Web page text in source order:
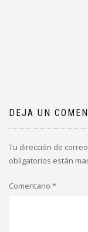
DEJA UN
Tu dirección de
obligatorios están
Comentario *